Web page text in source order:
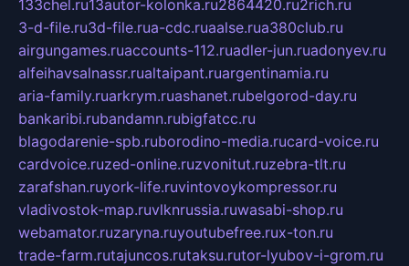
133chel.ru13autor-kolonka.ru2864420.ru2rich.ru
3-d-file.ru3d-file.rua-cdc.ruaalse.rua380club.ru
airgungames.ruaccounts-112.ruadler-jun.ruadonyev.ru
alfeihavsalnassr.rualtaipant.ruargentinamia.ru
aria-family.ruarkrym.ruashanet.rubelgorod-day.ru
bankaribi.rubandamn.rubigfatcc.ru
blagodarenie-spb.ruborodino-media.rucard-voice.ru
cardvoice.ruzed-online.ruzvonitut.ruzebra-tlt.ru
zarafshan.ruyork-life.ruvintovoykompressor.ru
vladivostok-map.ruvlknrussia.ruwasabi-shop.ru
webamator.ruzaryna.ruyoutubefree.rux-ton.ru
trade-farm.rutajuncos.rutaksu.rutor-lyubov-i-grom.ru